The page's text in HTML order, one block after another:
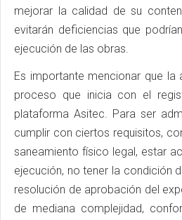
mejorar la calidad de su
evitarán deficiencias que
ejecución de las obras.
Es importante mencionar que la
proceso que inicia con el
plataforma Asitec. Para ser
cumplir con ciertos requisitos,
saneamiento físico legal, estar
ejecución, no tener la condición
resolución de aprobación del
de mediana complejidad,